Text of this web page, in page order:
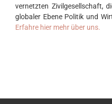
vernetzten Zivilgesellschaft,
globaler Ebene Politik und
Erfahre hier mehr über uns.